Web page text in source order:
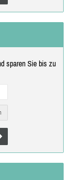
sparen Sie bis zu